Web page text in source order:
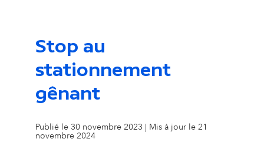
Stop au
stationnement
gênant
Publié le 30 novembre 2023 | Mis à jour le 21
novembre 2024